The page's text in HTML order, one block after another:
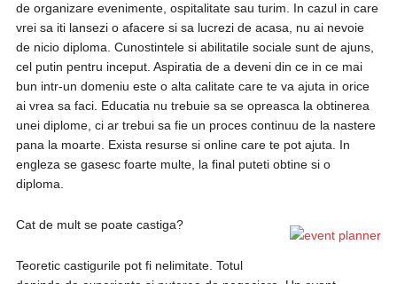
de organizare evenimente, ospitalitate sau turim. In cazul in care
vrei sa iti lansezi o afacere si sa lucrezi de acasa, nu ai nevoie
de nicio diploma. Cunostintele si abilitatile sociale sunt de ajuns,
cel putin pentru inceput. Aspiratia de a deveni din ce in ce mai
bun intr-un domeniu este o alta calitate care te va ajuta in orice
ai vrea sa faci. Educatia nu trebuie sa se opreasca la obtinerea
unei diplome, ci ar trebui sa fie un proces continuu de la nastere
pana la moarte. Exista resurse si online care te pot ajuta. In
engleza se gasesc foarte multe, la final puteti obtine si o
diploma.
Cat de mult se poate castiga?
Teoretic castigurile pot fi nelimitate. Totul